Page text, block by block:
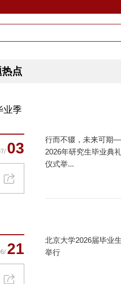
点
业季
03
行而不辍，未来可期
2026年研究生毕业典
仪式举...
21
北京大学2026届毕业
举行